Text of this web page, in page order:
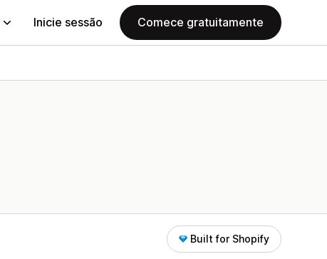
Inicie sessão Comece gratuitamente
Built for Shopify